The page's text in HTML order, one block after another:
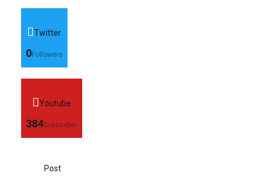
Twitter
0Followers
Youtube
384Subscriber
Post